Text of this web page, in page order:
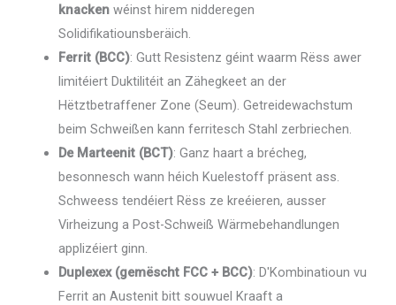
knacken wéinst hirem nidderegen
Solidifikatiounsberäich.
Ferrit (BCC): Gutt Resistenz géint waarm Rëss awer
limitéiert Duktilitéit an Zähegkeet an der
Hëtztbetraffener Zone (Seum). Getreidewachstum
beim Schweißen kann ferritesch Stahl zerbriechen.
De Marteenit (BCT): Ganz haart a brécheg,
besonnesch wann héich Kuelestoff präsent ass.
Schweess tendéiert Rëss ze kreéieren, ausser
Virheizung a Post-Schweiß Wärmebehandlungen
applizéiert ginn.
Duplexex (gemëscht FCC + BCC): D'Kombinatioun vu
Ferrit an Austenit bitt souwuel Kraaft a